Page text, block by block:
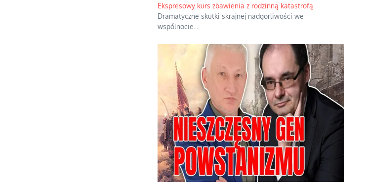
Ekspresowy kurs zbawienia z rodzinną katastrofą
Dramatyczne skutki skrajnej nadgorliwości we
wspólnocie.